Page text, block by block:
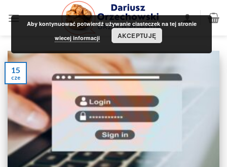
15
cze
Aby kontynuować potwierdź używanie ciasteczek na tej stronie
wiecej informacji
AKCEPTUJĘ